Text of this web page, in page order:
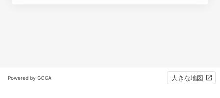
Powered by GOGA 大きな地図